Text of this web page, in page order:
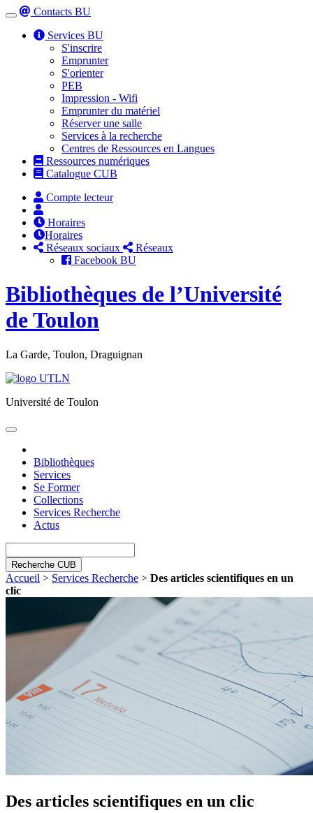
Toggle
navigation
Contacts BU
Services BU
S'inscrire
Emprunter
S'orienter
PEB
Impression - Wifi
Emprunter du matériel
Réserver une salle
Services à la recherche
Centres de Ressources en Langues
Ressources numériques
Catalogue CUB
Compte lecteur
Horaires
Horaires
Réseaux sociaux
Réseaux
Facebook BU
Bibliothèques de l’Université
de Toulon
La Garde, Toulon, Draguignan
Université de Toulon
Toggle
Bibliothèques
Services
Se Former
Collections
Services Recherche
Actus
Recherche CUB
Accueil > Services Recherche > Des articles scientifiques en un
clic
Des articles scientifiques en un clic